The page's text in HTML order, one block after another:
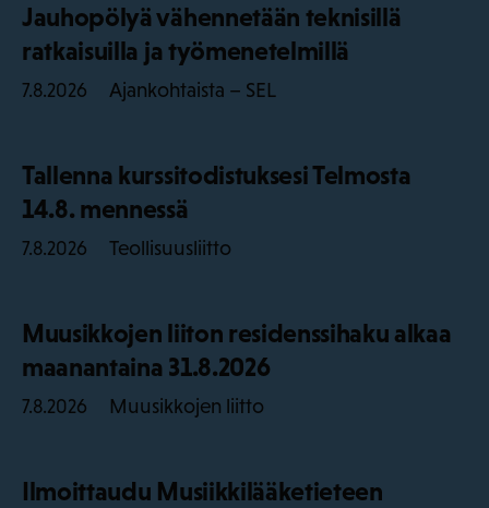
Jauhopölyä vähennetään teknisillä
ratkaisuilla ja työmenetelmillä
7.8.2026 Ajankohtaista – SEL
Tallenna kurssitodistuksesi Telmosta
14.8. mennessä
7.8.2026 Teollisuusliitto
Muusikkojen liiton residenssihaku alkaa
maanantaina 31.8.2026
7.8.2026 Muusikkojen liitto
Ilmoittaudu Musiikkilääketieteen